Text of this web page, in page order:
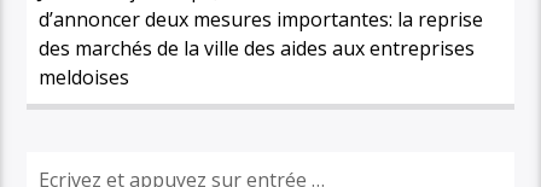
d’annoncer deux mesures importantes: la reprise
des marchés de la ville des aides aux entreprises
meldoises